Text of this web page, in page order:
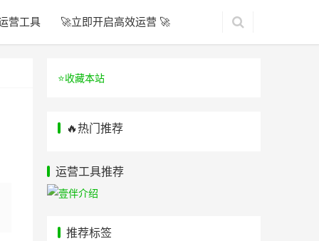
营工具 🚀立即开启高效运营 🚀
⭐️收藏本站
🔥热门推荐
运营工具推荐
推荐标签